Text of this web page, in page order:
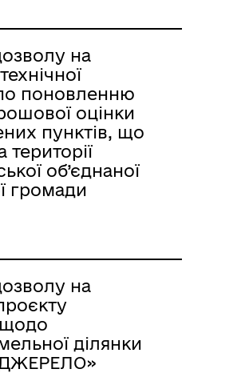
на
поновленню
оцінки
пунктів, що
території
об’єднаної
громади
на
ділянки